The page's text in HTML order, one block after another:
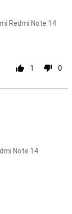
Redmi Note 14
1 0
Note 14